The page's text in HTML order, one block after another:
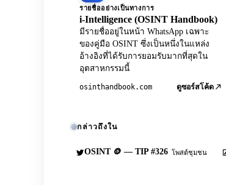
รายชื่ออย่างเป็นทางการ
i-Intelligence (OSINT Handbook)
มีรายชื่ออยู่ในหน้า WhatsApp เฉพาะ
ของคู่มือ OSINT ซึ่งเป็นหนึ่งในแหล่ง
อ้างอิงที่ได้รับการยอมรับมากที่สุดใน
อุตสาหกรรมนี้
osinthandbook.com ดูซอร์สโค้ด
กล่าวถึงใน
OSINT 🪙 — TIP #326 โพสต์ชุมชน